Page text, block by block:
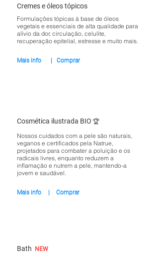
Cremes e óleos tópicos
Formulações tópicas à base de óleos
vegetais e essenciais de alta qualidade para
alívio da dor, circulação, celulite,
recuperação epitelial, estresse e muito mais.
Mais info Comprar
Cosmética ilustrada BIO 🏆
Nossos cuidados com a pele são naturais,
veganos e certificados pela Natrue,
projetados para combater a poluição e os
radicais livres, enquanto reduzem a
inflamação e nutrem a pele, mantendo-a
jovem e saudável.
Mais info Comprar
Bath NEW